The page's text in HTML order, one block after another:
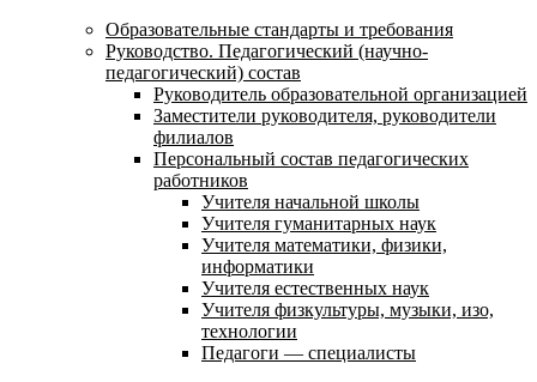
Образовательные стандарты и требования
Руководство. Педагогический (научно-
педагогический) состав
Руководитель образовательной организацией
Заместители руководителя, руководители
филиалов
Персональный состав педагогических
работников
Учителя начальной школы
Учителя гуманитарных наук
Учителя математики, физики,
информатики
Учителя естественных наук
Учителя физкультуры, музыки, изо,
технологии
Педагоги — специалисты